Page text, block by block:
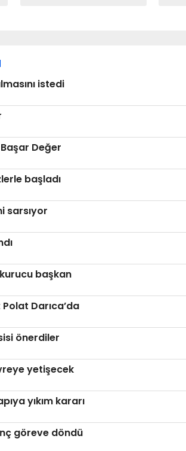
istedi
Değer
başladı
sarsıyor
başkan
Darıca’da
önerdiler
yetişecek
yıkım kararı
göreve döndü